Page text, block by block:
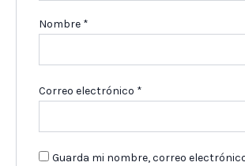
Nombre *
Correo electrónico *
Guarda mi nombre, correo